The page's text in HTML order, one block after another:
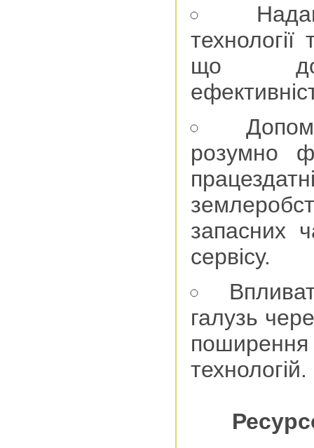
технології
що
розумно
запасних
сервісу.
галузь
технологій.